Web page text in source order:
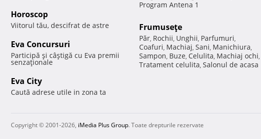
Horoscop
Viitorul tău, descifrat de astre
Eva Concursuri
Participă şi câştigă cu Eva premii
senzaţionale
Eva City
Caută adrese utile in zona ta
Program Antena 1
Frumuseţe
Păr, Rochii, Unghii, Parfumuri,
Coafuri, Machiaj, Sani, Manichiura,
Sampon, Buze, Celulita, Machiaj ochi,
Tratament celulita, Salonul de acasa
Copyright © 2001-2026, iMedia Plus Group. Toate drepturile rezervate